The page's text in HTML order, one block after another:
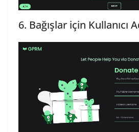
6. Bağışlar için Kullanıcı